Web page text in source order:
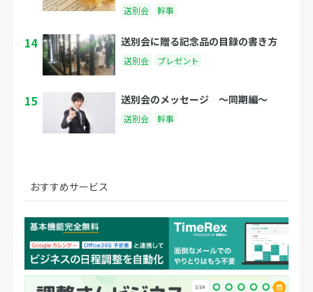
送別会 幹事
14 送別会に贈る記念品の目録の書き方
送別会 プレゼント
15 送別会のメッセージ 〜同期編〜
送別会 幹事
おすすめサービス